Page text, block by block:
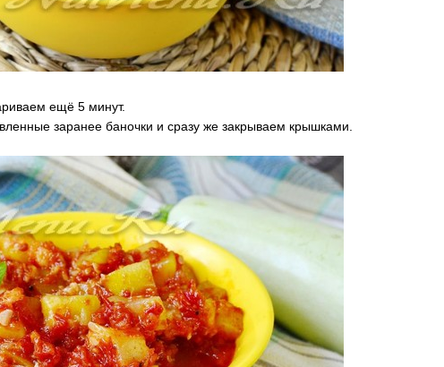
ещё 5 минут.
заранее баночки и сразу же закрываем крышками.